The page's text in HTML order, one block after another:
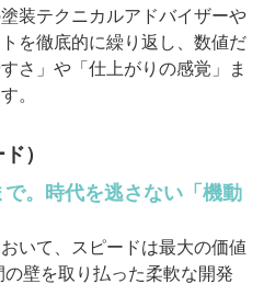
装テクニカルアドバイザーや
を徹底的に繰り返し、数値だ
さ」や「仕上がりの感覚」ま
。
）
。時代を逃さない「機動
いて、スピードは最大の価値
壁を取り払った柔軟な開発